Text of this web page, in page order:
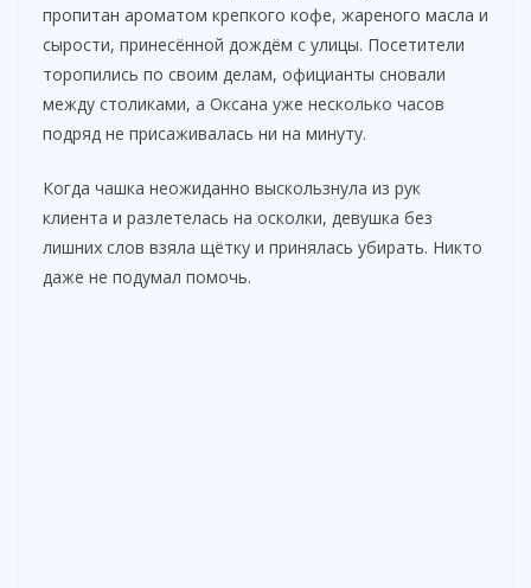
пропитан ароматом крепкого кофе, жареного масла и
сырости, принесённой дождём с улицы. Посетители
торопились по своим делам, официанты сновали
между столиками, а Оксана уже несколько часов
подряд не присаживалась ни на минуту.
Когда чашка неожиданно выскользнула из рук
клиента и разлетелась на осколки, девушка без
лишних слов взяла щётку и принялась убирать. Никто
даже не подумал помочь.